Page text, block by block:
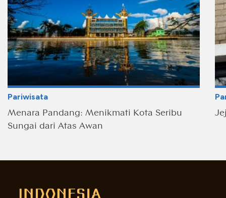
Pariwisata
Menara Pandang: Menikmati Kota Seribu
Sungai dari Atas Awan